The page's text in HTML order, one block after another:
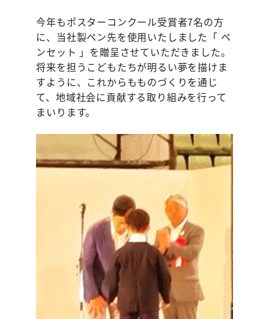
今年もポスターコンクール受賞者7名の方
に、当社製ペン先を使用いたしました「 ペ
ンセット 」を贈呈させていただきました。
将来を担うこどもたちが明るい夢を描けま
すように、これからもものづくりを通じ
て、地域社会に貢献する取り組みを行って
まいります。